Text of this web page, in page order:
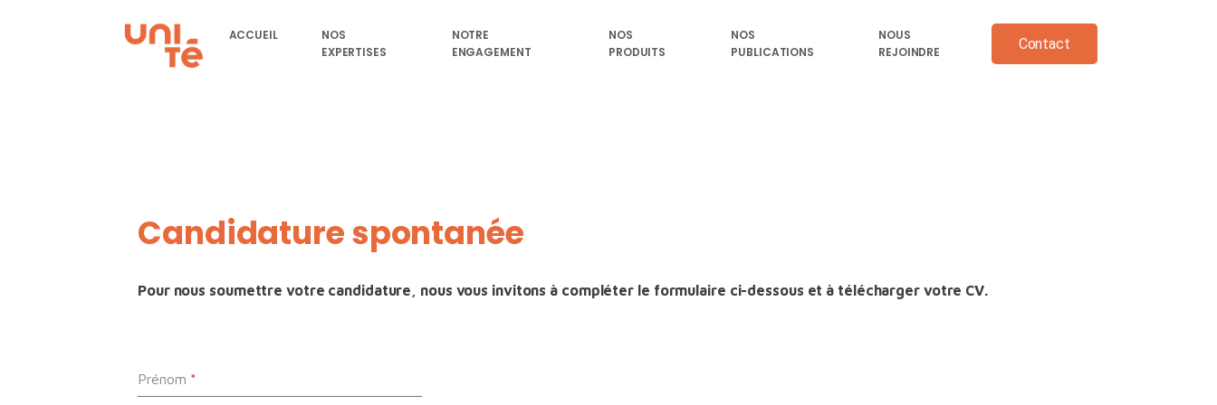
ACCUEIL
NOS
EXPERTISES
NOTRE
ENGAGEMENT
NOS
PRODUITS
NOS
PUBLICATIONS
NOUS
REJOINDRE
Contact
Candidature spontanée
Pour nous soumettre votre candidature, nous vous invitons à compléter le formulaire ci-dessous et à télécharger votre CV.
Prénom *